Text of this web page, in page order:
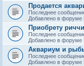
Продается
Последнее
Добавлено в форуме
Приобрету
Последнее
Добавлено в форуме
Аквариум и
Последнее
Добавлено в форуме